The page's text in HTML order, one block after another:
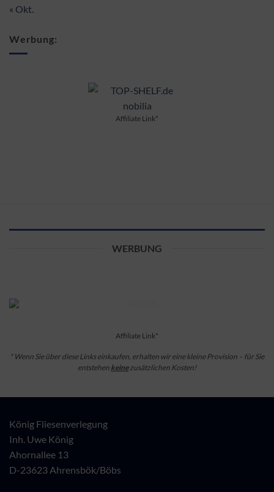
« Okt.
Werbung:
Affiliate Link*
WERBUNG
Affiliate Link*
* Wenn Sie über diese Links einkaufen, erhalten wir eine kleine Provision – für Sie
entstehen keinezusätzlichen Kosten!
König Fliesenverlegung
Inh. Uwe König
Ahornallee 13
D-23623 Ahrensbök/Böbs